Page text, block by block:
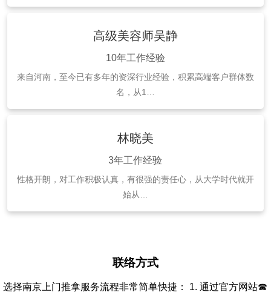
高级美容师吴静
10年工作经验
来自河南，至今已有多年的资深行业经验，积累高端客户群体数
名，从1…
林晓美
3年工作经验
性格开朗，对工作积极认真，有很强的责任心，从大学时代就开
始从…
联络方式
选择南京上门推拿服务流程非常简单快捷： 1. 通过官方网站☎